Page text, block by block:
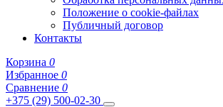
Положение о cookie-файлах
Публичный договор
Контакты
Корзина 0
Избранное 0
Сравнение 0
+375 (29) 500-02-30